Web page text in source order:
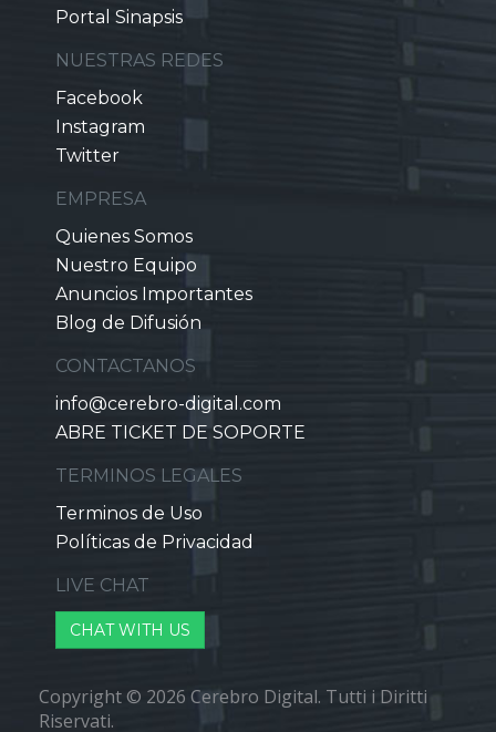
Portal Sinapsis
NUESTRAS REDES
Facebook
Instagram
Twitter
EMPRESA
Quienes Somos
Nuestro Equipo
Anuncios Importantes
Blog de Difusión
CONTACTANOS
info@cerebro-digital.com
ABRE TICKET DE SOPORTE
TERMINOS LEGALES
Terminos de Uso
Políticas de Privacidad
LIVE CHAT
CHAT WITH US
Copyright © 2026 Cerebro Digital. Tutti i Diritti
Riservati.